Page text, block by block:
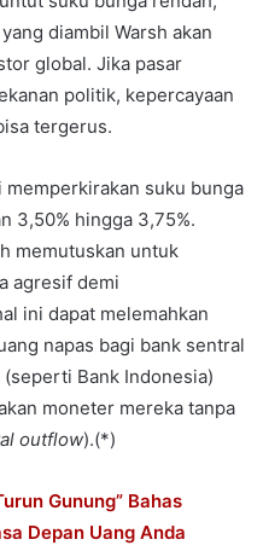
diambil Warsh akan
global. Jika pasar
politik, kepercayaan
tergerus.
suku bunga
3,50% hingga 3,75%.
memutuskan untuk
agresif demi
ini dapat melemahkan
napas bagi bank sentral
Bank Indonesia)
moneter mereka tanpa
outflow).(*)
Gunung” Bahas
Depan Uang Anda